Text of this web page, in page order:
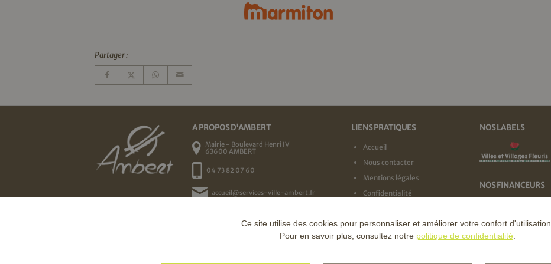
Partager :
A PROPOS D'AMBERT
Mairie - Boulevard Henri IV
63600 AMBERT
04 73 82 07 60
accueil@services-ville-ambert.fr
LIENS PRATIQUES
Accueil
Nous contacter
Mentions légales
Confidentialité
NOS LABELS
NOS FINANCEURS
Ce site utilise des cookies pour personnaliser et améliorer votre confort d'utilisation.
Pour en savoir plus, consultez notre politique de confidentialité